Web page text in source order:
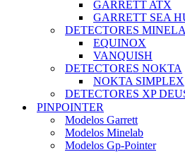
GARRETT ATX
GARRETT SEA
DETECTORES
EQUINOX
VANQUISH
DETECTORES NOKTA
NOKTA SIMPLEX
DETECTORES XP
PINPOINTER
Modelos Garrett
Modelos Minelab
Modelos Gp-Pointer